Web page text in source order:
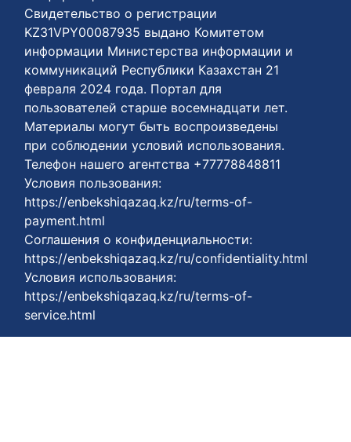
Свидетельство о регистрации
KZ31VPY00087935 выдано Комитетом
информации Министерства информации и
коммуникаций Республики Казахстан 21
февраля 2024 года. Портал для
пользователей старше восемнадцати лет.
Материалы могут быть воспроизведены
при соблюдении условий использования.
Телефон нашего агентства +77778848811
Условия пользования:
https://enbekshiqazaq.kz/ru/terms-of-
payment.html
Соглашения о конфиденциальности:
https://enbekshiqazaq.kz/ru/confidentiality.html
Условия использования:
https://enbekshiqazaq.kz/ru/terms-of-
service.html